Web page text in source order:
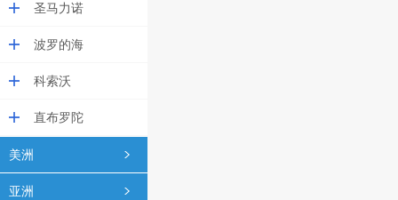
圣马力诺
波罗的海
科索沃
直布罗陀
美洲
亚洲